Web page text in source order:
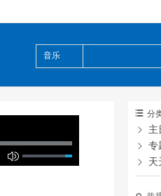
音乐
 分

主
 专
 天